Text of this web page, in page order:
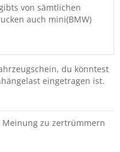
von sämtlichen
auch mini(BMW)
du könntest
eingetragen ist.
Meinung zu zertrümmern